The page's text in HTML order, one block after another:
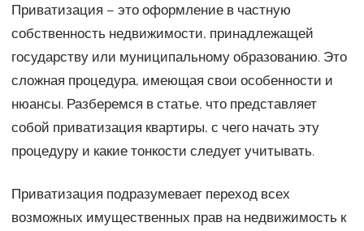
Приватизация – это оформление в частную
собственность недвижимости, принадлежащей
государству или муниципальному образованию. Это
сложная процедура, имеющая свои особенности и
нюансы. Разберемся в статье, что представляет
собой приватизация квартиры, с чего начать эту
процедуру и какие тонкости следует учитывать.
Приватизация подразумевает переход всех
возможных имущественных прав на недвижимость к